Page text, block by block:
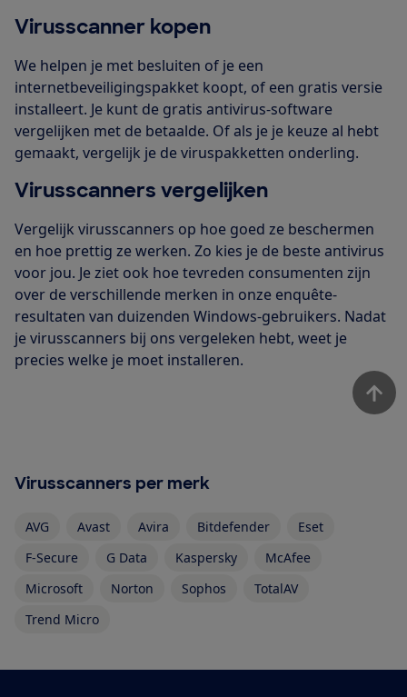
Virusscanner kopen
We helpen je met besluiten of je een
internetbeveiligingspakket koopt, of een gratis versie
installeert. Je kunt de gratis antivirus-software
vergelijken met de betaalde. Of als je je keuze al hebt
gemaakt, vergelijk je de viruspakketten onderling.
Virusscanners vergelijken
Vergelijk virusscanners op hoe goed ze beschermen
en hoe prettig ze werken. Zo kies je de beste antivirus
voor jou. Je ziet ook hoe tevreden consumenten zijn
over de verschillende merken in onze enquête-
resultaten van duizenden Windows-gebruikers. Nadat
je virusscanners bij ons vergeleken hebt, weet je
precies welke je moet installeren.
Virusscanners per merk
AVG Avast Avira Bitdefender
Eset
F-Secure
G Data Kaspersky
McAfee
Microsoft
Norton Sophos
TotalAV
Trend Micro